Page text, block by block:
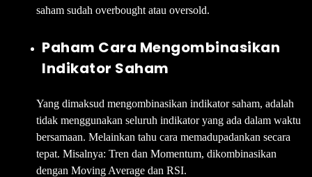
saham sudah overbought atau oversold.
Paham Cara Mengombinasikan
Indikator Saham
Yang dimaksud mengombinasikan indikator saham, adalah
tidak menggunakan seluruh indikator yang ada dalam waktu
bersamaan. Melainkan tahu cara memadupadankan secara
tepat. Misalnya: Tren dan Momentum, dikombinasikan
dengan Moving Average dan RSI.